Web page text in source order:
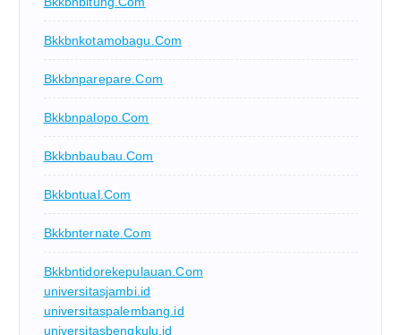
Bkkbnkotamobagu.com
Bkkbnparepare.com
Bkkbnpalopo.com
Bkkbnbaubau.com
Bkkbntual.com
Bkkbnternate.com
Bkkbntidorekepulauan.com
universitasjambi.id
universitaspalembang.id
universitasbengkulu.id